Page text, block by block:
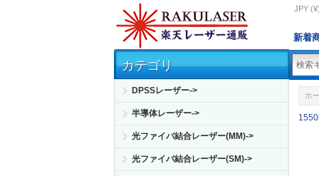
JPY
新着
カテゴリ
DPSSレーザー->
半導体レーザー->
光ファイバ結合レーザー(MM)->
光ファイバ結合レーザー(SM)->
ホ